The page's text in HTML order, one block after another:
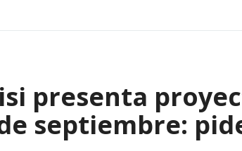
presenta
septiembre: